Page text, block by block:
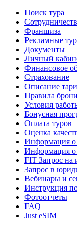
Поиск тура
Франшиза
Рекламные
Документы
Личный
Финансовое
Страхование
Описание
Правила
Условия
Бонусная
Оплата туров
Оценка
Информация о
Информация о
FIT Запрос на
Запрос в
Вебинары и
Инструкция
Фотоотчеты
FAQ
Just eSIM